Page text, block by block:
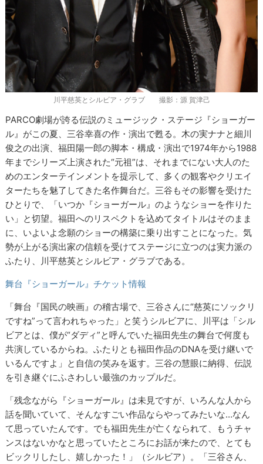
川平慈英とシルビア・グラブ 撮影：源 賀津己
PARCO劇場が誇る伝説のミュージック・ステージ『ショーガー
ル』がこの夏、三谷幸喜の作・演出で甦る。木の実ナナと細川
俊之の出演、福田陽一郎の脚本・構成・演出で1974年から1988
年までシリーズ上演された“元祖”は、それまでにない大人のた
めのエンターテインメントを提示して、多くの観客やクリエイ
ターたちを魅了してきた名作舞台だ。三谷もその影響を受けた
ひとりで、「いつか『ショーガール』のようなショーを作りた
い」と切望。福田へのリスペクトを込めてタイトルはそのまま
に、いよいよ念願のショーの構築に乗り出すことになった。気
勢が上がる演出家の信頼を受けてステージに立つのは実力派の
ふたり、川平慈英とシルビア・グラブである。
舞台『ショーガール』チケット情報
「舞台『国民の映画』の稽古場で、三谷さんに“慈英にソックリ
ですね”って言われちゃった」と笑うシルビアに、川平は「シル
ビアとは、僕が“ダディ”と呼んでいた福田先生の舞台で何度も
共演しているからね。ふたりとも福田作品のDNAを受け継いで
いるんですよ」と自信の笑みを返す。三谷の慧眼に納得、伝説
を引き継ぐにふさわしい最強のカップルだ。
「残念ながら『ショーガール』は未見ですが、いろんな人から
話を聞いていて、そんなすごい作品ならやってみたいな…なん
て思っていたんです。でも福田先生が亡くなられて、もうチャ
ンスはないかなと思っていたところにお話が来たので、とても
ビックリしたし、嬉しかった！」（シルビア）。「三谷さん、